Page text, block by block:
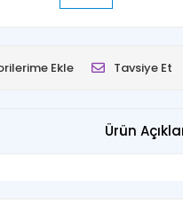
Ekle Tavsiye Et
Ürün